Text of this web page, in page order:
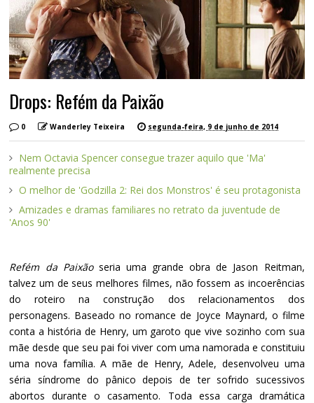
Drops: Refém da Paixão
0 Wanderley Teixeira segunda-feira, 9 de junho de 2014
Nem Octavia Spencer consegue trazer aquilo que 'Ma'
realmente precisa
O melhor de 'Godzilla 2: Rei dos Monstros' é seu protagonista
Amizades e dramas familiares no retrato da juventude de
'Anos 90'
Refém da Paixão seria uma grande obra de Jason Reitman,
talvez um de seus melhores filmes, não fossem as incoerências
do roteiro na construção dos relacionamentos dos
personagens. Baseado no romance de Joyce Maynard, o filme
conta a história de Henry, um garoto que vive sozinho com sua
mãe desde que seu pai foi viver com uma namorada e constituiu
uma nova família. A mãe de Henry, Adele, desenvolveu uma
séria síndrome do pânico depois de ter sofrido sucessivos
abortos durante o casamento. Toda essa carga dramática